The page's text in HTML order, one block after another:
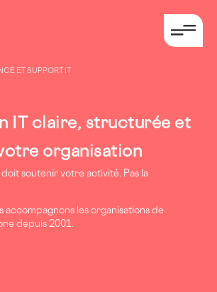
ET SUPPORT IT
IT claire, structurée et
organisation
soutenir votre activité. Pas la
accompagnons les organisations de
depuis 2001.